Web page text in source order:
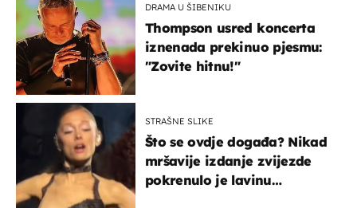
DRAMA U ŠIBENIKU
Thompson usred koncerta
iznenada prekinuo pjesmu:
"Zovite hitnu!"
STRAŠNE SLIKE
Što se ovdje događa? Nikad
mršavije izdanje zvijezde
pokrenulo je lavinu